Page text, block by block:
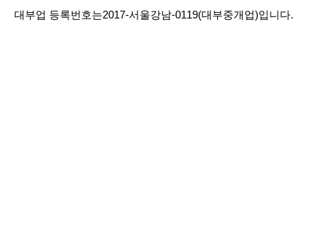
대부업 등록번호는2017-서울강남-0119(대부중개업)입니다.